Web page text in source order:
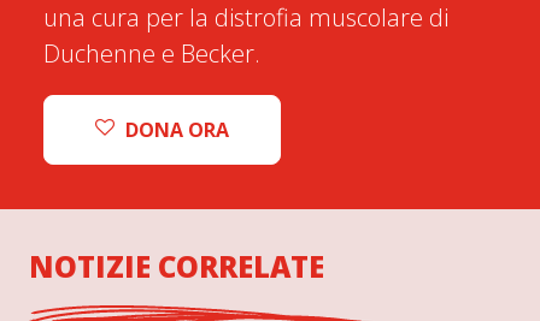
una cura per la distrofia muscolare di
Duchenne e Becker.
DONA ORA
NOTIZIE CORRELATE